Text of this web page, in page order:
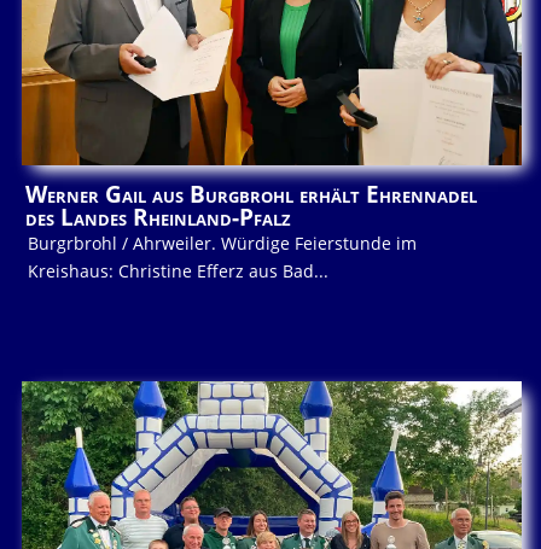
Werner Gail aus Burgbrohl erhält Ehrennadel
des Landes Rheinland-Pfalz
Burgrbrohl / Ahrweiler. Würdige Feierstunde im
Kreishaus: Christine Efferz aus Bad...